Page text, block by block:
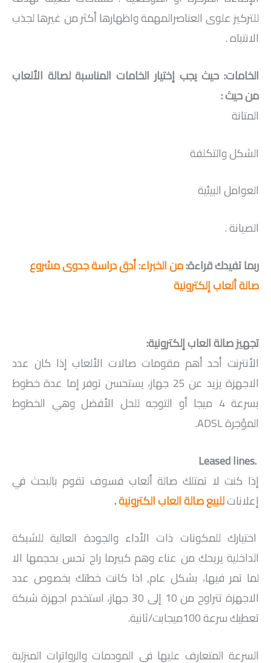
للتركيز علوى العناصرالمهمة واظهارها أكثر من غيرها لجذب
الانتباه .
الخامات: حيث يجب إختيار الخامات المناسبة لصالة الألعاب
من حيث :
المتانة
الشكل والتكلفة
العوامل البيئية
الصيانة .
ربما تفيدك قراءة:من الخبراء: أدق دراسة جدوى مشروع
صالة ألعاب إلكترونية
تجهيز صالة العاب إلكترونية:
الأنترنت أحد أهم مقومات صالات الألعاب إذا كان عدد
الاجهزة يزيد عن 25 جهاز، يستحسن توفر إما عدة خطوط
بسرعة 4 ميجا أو التوجه للحل الأفضل وهي الخطوط
المؤجرة ADSL.
.Leased lines
إذا كنت لا تمتلك صالة ألعاب فسوف تقوم بالبحث في
إعلاناتللبيع صالة العاب الكترونية.
اختيارك للمكونات ذات الأداء والجودة العالية للشبكة
الداخلية يريحك من عناء وهم كبيرما راح تحس بحجمها الا
لما تمر فيها، بشكل عام, اذا كانت خطتك بخصوص عدد
الاجهزة تتراوح من 10 إلى 30 جهاز، استخدم اجهزة شبكة
تعطيك سرعة 100ميجابت/ثانية.
السرعة المتعارف عليها في المودمات والرواترات المنزلية